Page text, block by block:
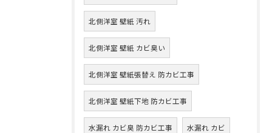
北側洋室 壁紙 汚れ
北側洋室 壁紙 カビ臭い
北側洋室 壁紙張替え 防カビ工事
北側洋室 壁紙下地 防カビ工事
水漏れ カビ臭 防カビ工事 水漏れ カビ